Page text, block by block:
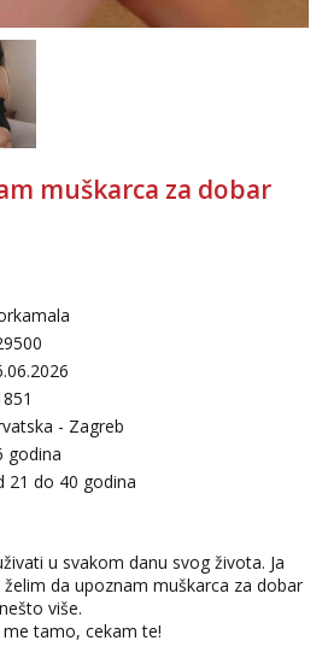
muškarca za dobar
- Zagreb
godina
21 do 40 godina
u svakom danu svog života. Ja
da upoznam muškarca za dobar
više.
tamo, cekam te!